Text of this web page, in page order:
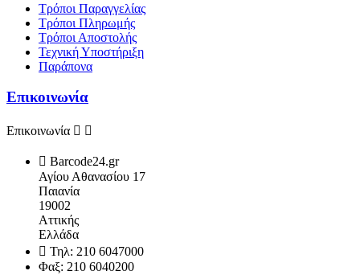
Τρόποι Παραγγελίας
Τρόποι Πληρωμής
Τρόποι Αποστολής
Τεχνική Υποστήριξη
Παράπονα
Επικοινωνία
Επικοινωνία  
 Barcode24.gr
Αγίου Αθανασίου 17
Παιανία
19002
Αττικής
Ελλάδα
 Τηλ: 210 6047000
Φαξ: 210 6040200